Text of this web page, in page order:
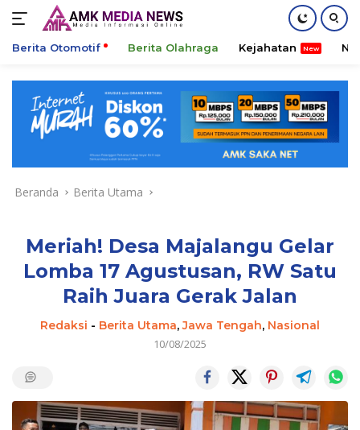
konten
Berita Otomotif Berita Olahraga Kejahatan
Beranda Berita Utama
Meriah! Desa Majalangu Gelar
Lomba 17 Agustusan, RW Satu
Raih Juara Gerak Jalan
Redaksi - Berita Utama,Jawa Tengah, Nasional
10/08/2025